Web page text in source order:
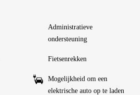
Administratieve
ondersteuning
Fietsenrekken
Mogelijkheid om een
elektrische auto op te laden